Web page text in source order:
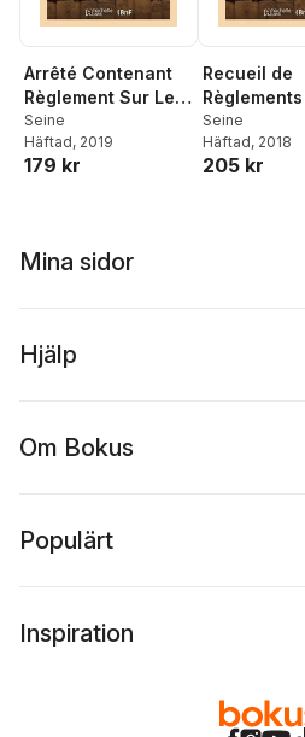
Arrêté Contenant
Règlement Sur Les
Poursuites En
Matière de
Contributions
Seine
Häftad, 2019
179 kr
Recueil de
Règlements
Seine
Häftad, 2018
205 kr
Mina sidor
Hjälp
Om Bokus
Populärt
Inspiration